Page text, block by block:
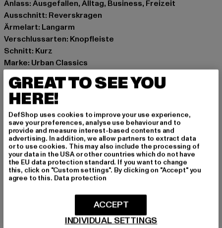
Anlass: Ausgefallen, Alltag, Business, Freizeit
Ausschnitt: Reverskragen
Ärmelart: Langarm
Verschlussarten: Knopfleiste
Schnitt: Kurz
Marke: Urban Classics
Kat.: Blazer
Farbe: schwarz
Hersteller Farbe: black
Materialzusammensetzung: 80% Polyester, 20%
Viskose
Art.Nr: TB7198-00007
Hersteller: TB International GmbH |info@tbint.de
Dr.-Robert-Murjahn-Straße 7 | 64372 Ober-Ramstadt |
DE
GRÖSSE & PASSFORM
GREAT TO SEE YOU
HERE!
DefShop uses cookies to improve your use experience,
save your preferences, analyse use behaviour and to
provide and measure interest-based contents and
advertising. In addition, we allow partners to extract data
or to use cookies. This may also include the processing of
your data in the USA or other countries which do not have
the EU data protection standard. If you want to change
this, click on "Custom settings". By clicking on "Accept" you
agree to this. Data protection
INDIVIDUAL SETTINGS
ACCEPT